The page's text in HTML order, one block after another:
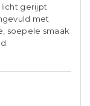
licht gerijpt
met
soepele smaak